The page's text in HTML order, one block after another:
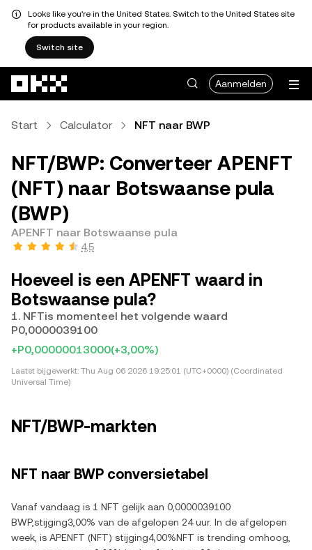
Looks like you're in the United States. Switch to the United States site
for products available in your region.
Switch site
Aanmelden
Start Calculator NFT naar BWP
NFT/BWP: Converteer APENFT
(NFT) naar Botswaanse pula
(BWP)
APENFT naar Botswaanse pula
4,5
Hoeveel is een APENFT waard in
Botswaanse pula?
1. NFTis momenteel het volgende waard
P0,0000039100
+P0,00000013000(+3,00%)
Laatst bijgewerkt: Thu Aug 06 2026 19:25:01 (UTC+0000) (Coordinated
Universal Time)
NFT/BWP-markten
NFT naar BWP conversietabel
Vanaf vandaag is 1 NFT gelijk aan 0,0000039100
BWP,stijging3,00% van de afgelopen 24 uur. In de afgelopen
week, is APENFT (NFT) stijging4,00%NFT is trending omhoog,